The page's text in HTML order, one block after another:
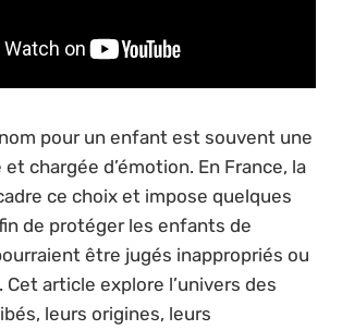
pour un enfant est souvent une
chargée d’émotion. En France, la
ce choix et impose quelques
de protéger les enfants de
être jugés inappropriés ou
Cet article explore l’univers des
leurs origines, leurs